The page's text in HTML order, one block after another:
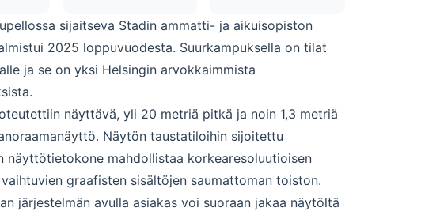
sijaitseva Stadin ammatti- ja aikuisopiston
2025 loppuvuodesta. Suurkampuksella on tilat
ja se on yksi Helsingin arvokkaimmista
näyttävä, yli 20 metriä pitkä ja noin 1,3 metriä
Näytön taustatiloihin sijoitettu
näyttötietokone mahdollistaa korkearesoluutioisen
graafisten sisältöjen saumattoman toiston.
järjestelmän avulla asiakas voi suoraan jakaa näytöltä